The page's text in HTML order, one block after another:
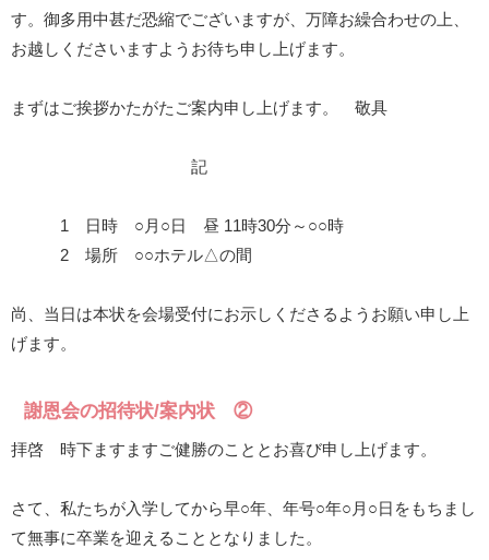
す。御多用中甚だ恐縮でございますが、万障お繰合わせの上、
お越しくださいますようお待ち申し上げます。
まずはご挨拶かたがたご案内申し上げます。 敬具
記
1 日時 ○月○日 昼 11時30分～○○時
2 場所 ○○ホテル△の間
尚、当日は本状を会場受付にお示しくださるようお願い申し上
げます。
謝恩会の招待状/案内状 ②
拝啓 時下ますますご健勝のこととお喜び申し上げます。
さて、私たちが入学してから早○年、年号○年○月○日をもちまし
て無事に卒業を迎えることとなりました。